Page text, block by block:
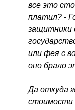
все это
платил? -
защитники
или фея с
оно брало
Да откуда
стоимости